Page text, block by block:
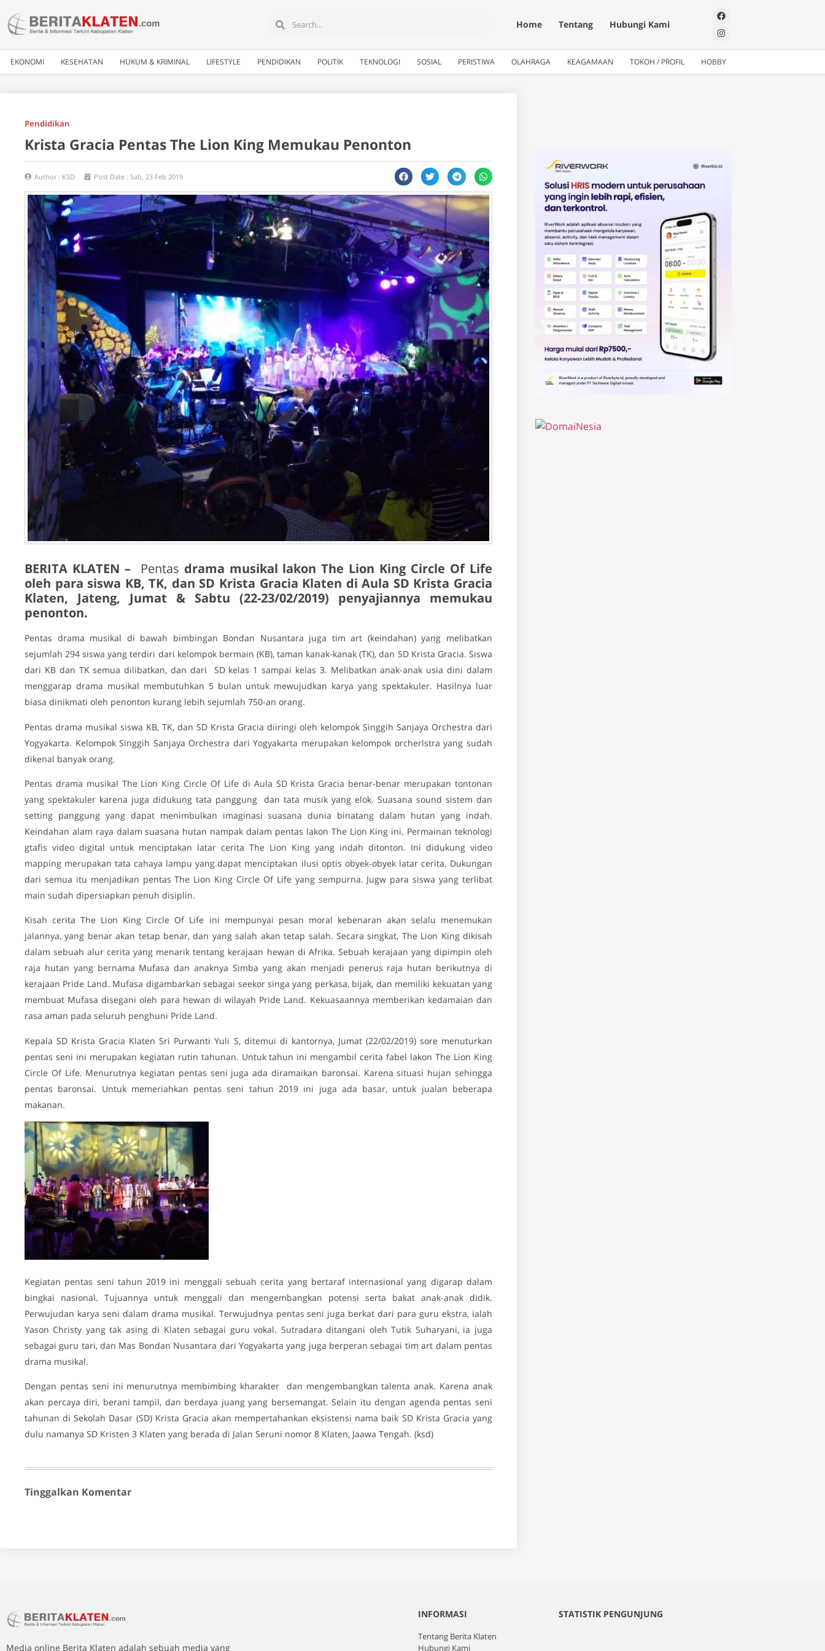
Home Tentang Hubungi Kami
EKONOMI KESEHATAN HUKUM & KRIMINAL LIFESTYLE PENDIDIKAN POLITIK TEKNOLOGI SOSIAL PERISTIWA OLAHRAGA KEAGAMAAN TOKOH / PROFIL HOBBY
Pendidikan
Krista Gracia Pentas The Lion King Memukau Penonton
Author : KSD Post Date : Sab, 23 Feb 2019
BERITA KLATEN – Pentas drama musikal lakon The Lion King Circle Of Life
oleh para siswa KB, TK, dan SD Krista Gracia Klaten di Aula SD Krista Gracia
Klaten, Jateng, Jumat & Sabtu (22-23/02/2019) penyajiannya memukau
penonton.
Pentas drama musikal di bawah bimbingan Bondan Nusantara juga tim art (keindahan) yang melibatkan
sejumlah 294 siswa yang terdiri dari kelompok bermain (KB), taman kanak-kanak (TK), dan SD Krista Gracia. Siswa
dari KB dan TK semua dilibatkan, dan dari SD kelas 1 sampai kelas 3. Melibatkan anak-anak usia dini dalam
menggarap drama musikal membutuhkan 5 bulan untuk mewujudkan karya yang spektakuler. Hasilnya luar
biasa dinikmati oleh penonton kurang lebih sejumlah 750-an orang.
Pentas drama musikal siswa KB, TK, dan SD Krista Gracia diiringi oleh kelompok Singgih Sanjaya Orchestra dari
Yogyakarta. Kelompok Singgih Sanjaya Orchestra dari Yogyakarta merupakan kelompok orcherlstra yang sudah
dikenal banyak orang.
Pentas drama musikal The Lion King Circle Of Life di Aula SD Krista Gracia benar-benar merupakan tontonan
yang spektakuler karena juga didukung tata panggung dan tata musik yang elok. Suasana sound sistem dan
setting panggung yang dapat menimbulkan imaginasi suasana dunia binatang dalam hutan yang indah.
Keindahan alam raya dalam suasana hutan nampak dalam pentas lakon The Lion King ini. Permainan teknologi
gtafis video digital untuk menciptakan latar cerita The Lion King yang indah ditonton. Ini didukung video
mapping merupakan tata cahaya lampu yang.dapat menciptakan ilusi optis obyek-obyek latar cerita. Dukungan
dari semua itu menjadikan pentas The Lion King Circle Of Life yang sempurna. Jugw para siswa yang terlibat
main sudah dipersiapkan penuh disiplin.
Kisah cerita The Lion King Circle Of Life ini mempunyai pesan moral kebenaran akan selalu menemukan
jalannya, yang benar akan tetap benar, dan yang salah akan tetap salah. Secara singkat, The Lion King dikisah
dalam sebuah alur cerita yang menarik tentang kerajaan hewan di Afrika. Sebuah kerajaan yang dipimpin oleh
raja hutan yang bernama Mufasa dan anaknya Simba yang akan menjadi penerus raja hutan berikutnya di
kerajaan Pride Land. Mufasa digambarkan sebagai seekor singa yang perkasa, bijak, dan memiliki kekuatan yang
membuat Mufasa disegani oleh para hewan di wilayah Pride Land. Kekuasaannya memberikan kedamaian dan
rasa aman pada seluruh penghuni Pride Land.
Kepala SD Krista Gracia Klaten Sri Purwanti Yuli S, ditemui di kantornya, Jumat (22/02/2019) sore menuturkan
pentas seni ini merupakan kegiatan rutin tahunan. Untuk tahun ini mengambil cerita fabel lakon The Lion King
Circle Of Life. Menurutnya kegiatan pentas seni juga ada diramaikan baronsai. Karena situasi hujan sehingga
pentas baronsai. Untuk memeriahkan pentas seni tahun 2019 ini juga ada basar, untuk jualan beberapa
makanan.
Kegiatan pentas seni tahun 2019 ini menggali sebuah cerita yang bertaraf internasional yang digarap dalam
bingkai nasional. Tujuannya untuk menggali dan mengembangkan potensi serta bakat anak-anak didik.
Perwujudan karya seni dalam drama musikal. Terwujudnya pentas seni juga berkat dari para guru ekstra, ialah
Yason Christy yang tak asing di Klaten sebagai guru vokal. Sutradara ditangani oleh Tutik Suharyani, ia juga
sebagai guru tari, dan Mas Bondan Nusantara dari Yogyakarta yang juga berperan sebagai tim art dalam pentas
drama musikal.
Dengan pentas seni ini menurutnya membimbing kharakter dan mengembangkan talenta anak. Karena anak
akan percaya diri, berani tampil, dan berdaya juang yang bersemangat. Selain itu dengan agenda pentas seni
tahunan di Sekolah Dasar (SD) Krista Gracia akan mempertahankan eksistensi nama baik SD Krista Gracia yang
dulu namanya SD Kristen 3 Klaten yang berada di Jalan Seruni nomor 8 Klaten, Jaawa Tengah. (ksd)
Tinggalkan Komentar
Media online Berita Klaten adalah sebuah media yang
INFORMASI
Tentang Berita Klaten
Hubungi Kami
STATISTIK PENGUNJUNG